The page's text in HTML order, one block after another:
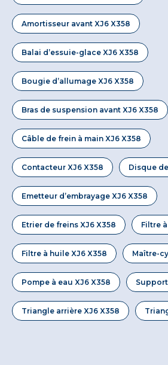
Amortisseur avant XJ6 X358
Balai d’essuie-glace XJ6 X358
Bougie d’allumage XJ6 X358
Bras de suspension avant XJ6 X358
Câble de frein à main XJ6 X358
Contacteur XJ6 X358 Disque
Emetteur d’embrayage XJ6 X358
Etrier de freins XJ6 X358 Filtre
Filtre à huile XJ6 X358 Maître-
Pompe à eau XJ6 X358
Triangle arrière XJ6 X358